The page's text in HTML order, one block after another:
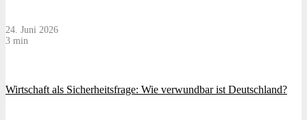
24. Juni 2026
3 min
Wirtschaft als Sicherheitsfrage: Wie verwundbar ist Deutschland?